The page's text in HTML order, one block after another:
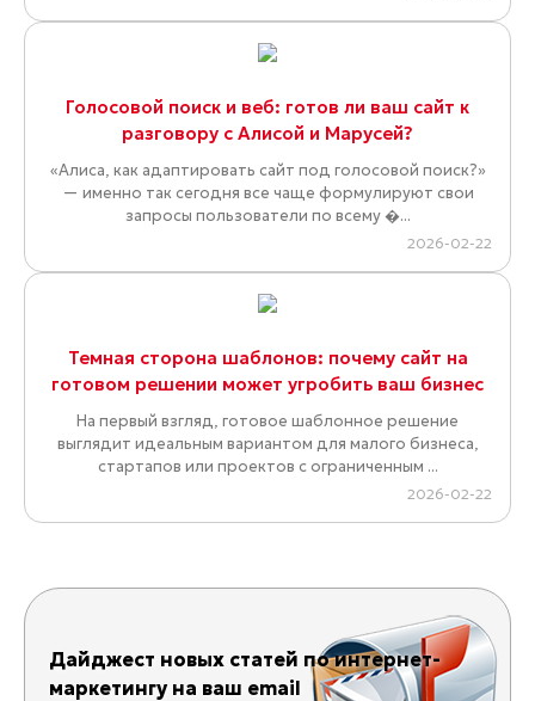
Голосовой поиск и веб: готов ли ваш сайт к
разговору с Алисой и Марусей?
«Алиса, как адаптировать сайт под голосовой поиск?»
— именно так сегодня все чаще формулируют свои
запросы пользователи по всему �...
2026-02-22
Темная сторона шаблонов: почему сайт на
готовом решении может угробить ваш бизнес
На первый взгляд, готовое шаблонное решение
выглядит идеальным вариантом для малого бизнеса,
стартапов или проектов с ограниченным ...
2026-02-22
Дайджест новых статей по интернет-
маркетингу на ваш email